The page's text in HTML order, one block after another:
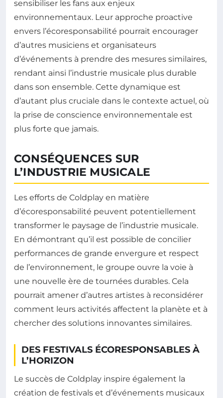
sensibiliser les fans aux enjeux
environnementaux. Leur approche proactive
envers l’écoresponsabilité pourrait encourager
d’autres musiciens et organisateurs
d’événements à prendre des mesures similaires,
rendant ainsi l’industrie musicale plus durable
dans son ensemble. Cette dynamique est
d’autant plus cruciale dans le contexte actuel, où
la prise de conscience environnementale est
plus forte que jamais.
CONSÉQUENCES SUR
L’INDUSTRIE MUSICALE
Les efforts de Coldplay en matière
d’écoresponsabilité peuvent potentiellement
transformer le paysage de l’industrie musicale.
En démontrant qu’il est possible de concilier
performances de grande envergure et respect
de l’environnement, le groupe ouvre la voie à
une nouvelle ère de tournées durables. Cela
pourrait amener d’autres artistes à reconsidérer
comment leurs activités affectent la planète et à
chercher des solutions innovantes similaires.
DES FESTIVALS ÉCORESPONSABLES À
L’HORIZON
Le succès de Coldplay inspire également la
création de festivals et d’événements musicaux